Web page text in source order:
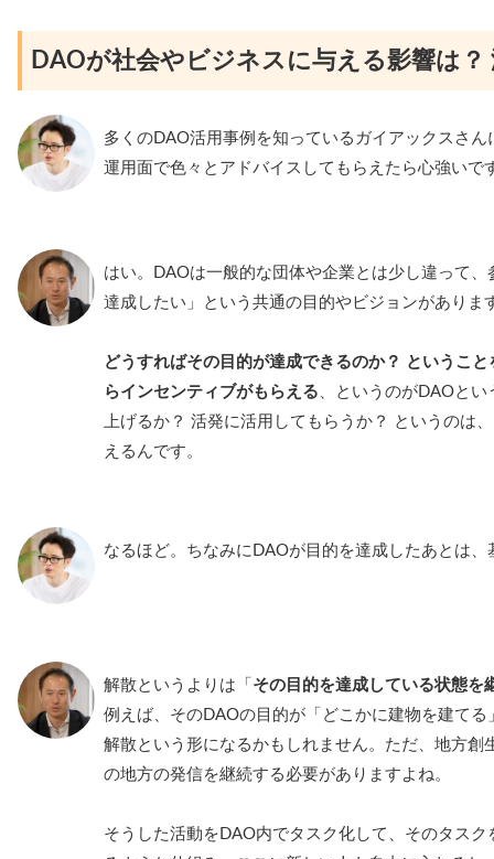
DAOが社会やビジネスに与える影響は？
多くのDAO活用事例を知っているガイアックスさ
運用面で色々とアドバイスしてもらえたら心強いで
はい。DAOは一般的な団体や企業とは少し違って
達成したい」という共通の目的やビジョンがありま
どうすればその目的が達成できるのか？ というこ
らインセンティブがもらえる 、というのがDAOと
上げるか？ 活発に活用してもらうか？ というのは
えるんです。
なるほど。ちなみにDAOが目的を達成したあとは
解散というよりは「 その目的を達成している状態を
例えば、そのDAOの目的が「どこかに建物を建て
解散という形になるかもしれません。ただ、地方創
の地方の発信を継続する必要がありますよね。
そうした活動をDAO内でタスク化して、そのタス